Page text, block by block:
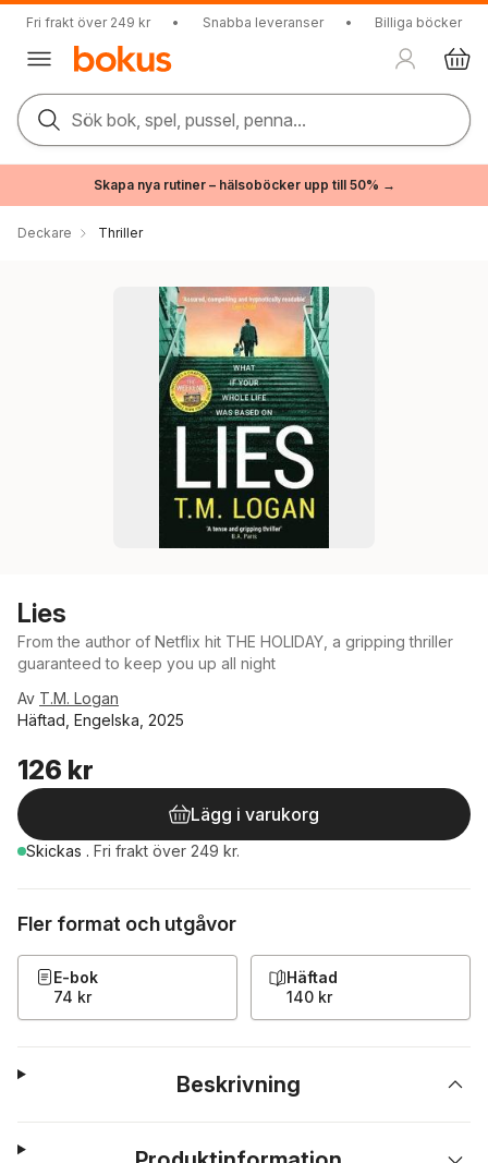
Fri frakt över 249 kr • Snabba leveranser • Billiga böcker
Sök bok, spel, pussel, penna...
Skapa nya rutiner – hälsoböcker upp till 50% →
Deckare Thriller
Lies
From the author of Netflix hit THE HOLIDAY, a gripping thriller
guaranteed to keep you up all night
Av T.M. Logan
Häftad, Engelska, 2025
126 kr
Lägg i varukorg
Skickas . Fri frakt över 249 kr.
Fler format och utgåvor
E-bok
74 kr
Häftad
140 kr
Beskrivning